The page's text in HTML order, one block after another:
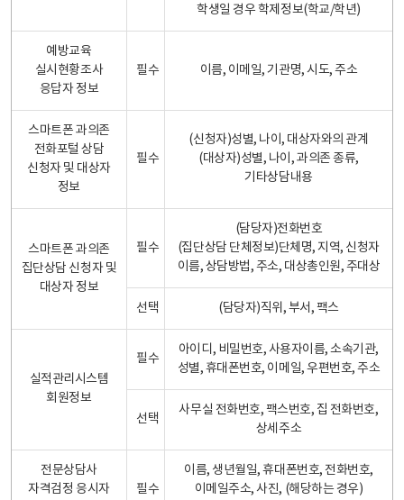
학생일 경우 학제정보(학교/학년)
예방교육
실시현황조사
응답자 정보
필수 이름, 이메일, 기관명, 시도, 주소
스마트폰 과의존
전화포털 상담
신청자 및 대상자
정보
필수
(신청자)성별, 나이, 대상자와의 관계
(대상자)성별, 나이, 과의존 종류,
기타상담내용
스마트폰 과의존
집단상담 신청자 및
대상자 정보
필수
(담당자)전화번호
(집단상담 단체정보)단체명, 지역, 신청자
이름, 상담방법, 주소, 대상총인원, 주대상
선택 (담당자)직위, 부서, 팩스
실적관리시스템
회원정보
필수
아이디, 비밀번호, 사용자이름, 소속기관,
성별, 휴대폰번호, 이메일, 우편번호, 주소
선택
사무실 전화번호, 팩스번호, 집 전화번호,
상세주소
전문상담사
자격검정 응시자
필수
이름, 생년월일, 휴대폰번호, 전화번호,
이메일주소, 사진, (해당하는 경우)